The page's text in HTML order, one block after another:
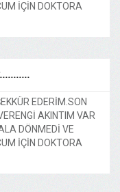
İÇİN DOKTORA
EDERİM.SON
AKINTIM VAR
DÖNMEDİ VE
İÇİN DOKTORA